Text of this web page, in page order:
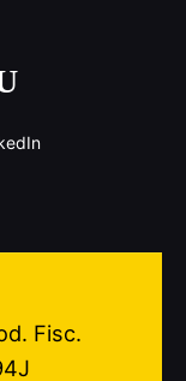
Fisc.